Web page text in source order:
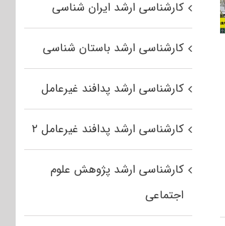
کارشناسی ارشد ایران شناسی
کارشناسی ارشد باستان شناسی
کارشناسی ارشد پدافند غیرعامل
کارشناسی ارشد پدافند غیرعامل ۲
کارشناسی ارشد پژوهش علوم
اجتماعی